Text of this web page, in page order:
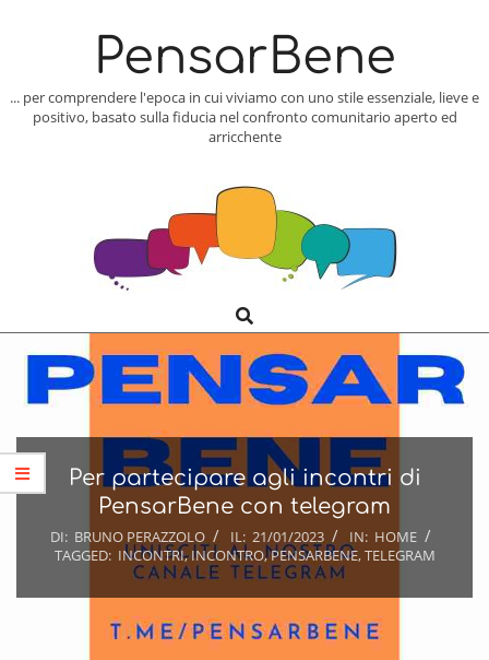
PensarBene
... per comprendere l'epoca in cui viviamo con uno stile essenziale, lieve e
positivo, basato sulla fiducia nel confronto comunitario aperto ed
arricchente
Navigation
Menu
Search
Per partecipare agli incontri di
PensarBene con telegram
DI: BRUNO PERAZZOLO IL: 21/01/2023 IN: HOME
TAGGED: INCONTRI,INCONTRO,PENSARBENE,TELEGRAM